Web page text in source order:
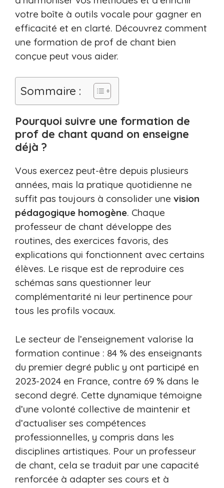
votre boîte à outils vocale pour gagner en
efficacité et en clarté. Découvrez comment
une formation de prof de chant bien
conçue peut vous aider.
Sommaire :
Pourquoi suivre une formation de
prof de chant quand on enseigne
déjà ?
Vous exercez peut-être depuis plusieurs
années, mais la pratique quotidienne ne
suffit pas toujours à consolider une vision
pédagogique homogène. Chaque
professeur de chant développe des
routines, des exercices favoris, des
explications qui fonctionnent avec certains
élèves. Le risque est de reproduire ces
schémas sans questionner leur
complémentarité ni leur pertinence pour
tous les profils vocaux.
Le secteur de l’enseignement valorise la
formation continue : 84 % des enseignants
du premier degré public y ont participé en
2023-2024 en France, contre 69 % dans le
second degré. Cette dynamique témoigne
d’une volonté collective de maintenir et
d’actualiser ses compétences
professionnelles, y compris dans les
disciplines artistiques. Pour un professeur
de chant, cela se traduit par une capacité
renforcée à adapter ses cours et à